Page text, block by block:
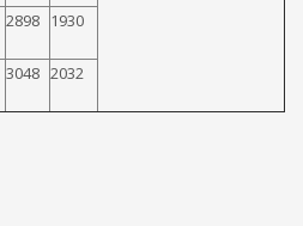
2898 1930
3048 2032